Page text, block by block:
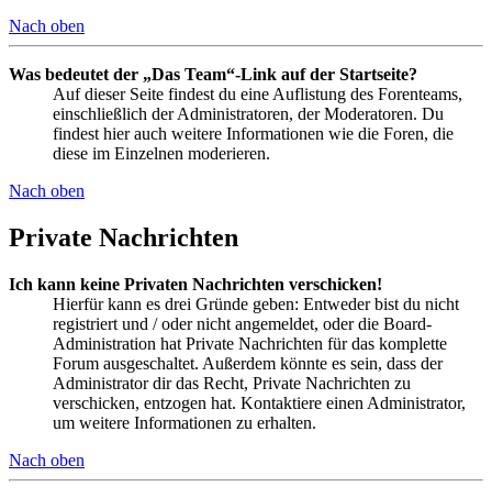
Nach oben
Was bedeutet der „Das Team“-Link auf der Startseite?
Auf dieser Seite findest du eine Auflistung des Forenteams,
einschließlich der Administratoren, der Moderatoren. Du
findest hier auch weitere Informationen wie die Foren, die
diese im Einzelnen moderieren.
Nach oben
Private Nachrichten
Ich kann keine Privaten Nachrichten verschicken!
Hierfür kann es drei Gründe geben: Entweder bist du nicht
registriert und / oder nicht angemeldet, oder die Board-
Administration hat Private Nachrichten für das komplette
Forum ausgeschaltet. Außerdem könnte es sein, dass der
Administrator dir das Recht, Private Nachrichten zu
verschicken, entzogen hat. Kontaktiere einen Administrator,
um weitere Informationen zu erhalten.
Nach oben